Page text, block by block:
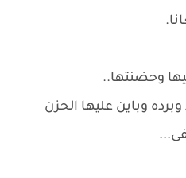
وحضنتها..
وباين عليها الحزن